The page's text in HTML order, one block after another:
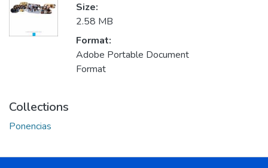
Size:
2.58 MB
Format:
Adobe Portable Document
Format
Collections
Ponencias